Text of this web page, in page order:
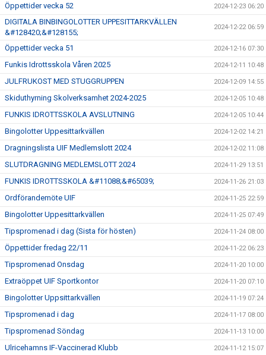
Öppettider vecka 52 2024-12-23 06:20
DIGITALA BINBINGOLOTTER UPPESITTARKVÄLLEN
&#128420;&#128155;
2024-12-22 06:59
Öppettider vecka 51 2024-12-16 07:30
Funkis Idrottsskola Våren 2025 2024-12-11 10:48
JULFRUKOST MED STUGGRUPPEN 2024-12-09 14:55
Skiduthyrning Skolverksamhet 2024-2025 2024-12-05 10:48
FUNKIS IDROTTSSKOLA AVSLUTNING 2024-12-05 10:44
Bingolotter Uppesittarkvällen 2024-12-02 14:21
Dragningslista UIF Medlemslott 2024 2024-12-02 11:08
SLUTDRAGNING MEDLEMSLOTT 2024 2024-11-29 13:51
FUNKIS IDROTTSSKOLA &#11088;&#65039; 2024-11-26 21:03
Ordförandemöte UIF 2024-11-25 22:59
Bingolotter Uppesittarkvällen 2024-11-25 07:49
Tipspromenad i dag (Sista för hösten) 2024-11-24 08:00
Öppettider fredag 22/11 2024-11-22 06:23
Tipspromenad Onsdag 2024-11-20 10:00
Extraöppet UIF Sportkontor 2024-11-20 07:10
Bingolotter Uppsittarkvällen 2024-11-19 07:24
Tipspromenad i dag 2024-11-17 08:00
Tipspromenad Söndag 2024-11-13 10:00
Ulricehamns IF-Vaccinerad Klubb 2024-11-12 15:07